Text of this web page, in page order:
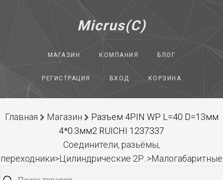
Micrus(C)
МАГАЗИН КОМПАНИЯ БЛОГ
РЕГИСТРАЦИЯ ВХОД КОРЗИНА
Главная Магазин
Разъем 4PIN WP L=40 D=13мм
4*0.3мм2 RUICHI 1237337
Соединители, разьёмы,
переходники>Цилиндрические 2Р..>Малогабаритные